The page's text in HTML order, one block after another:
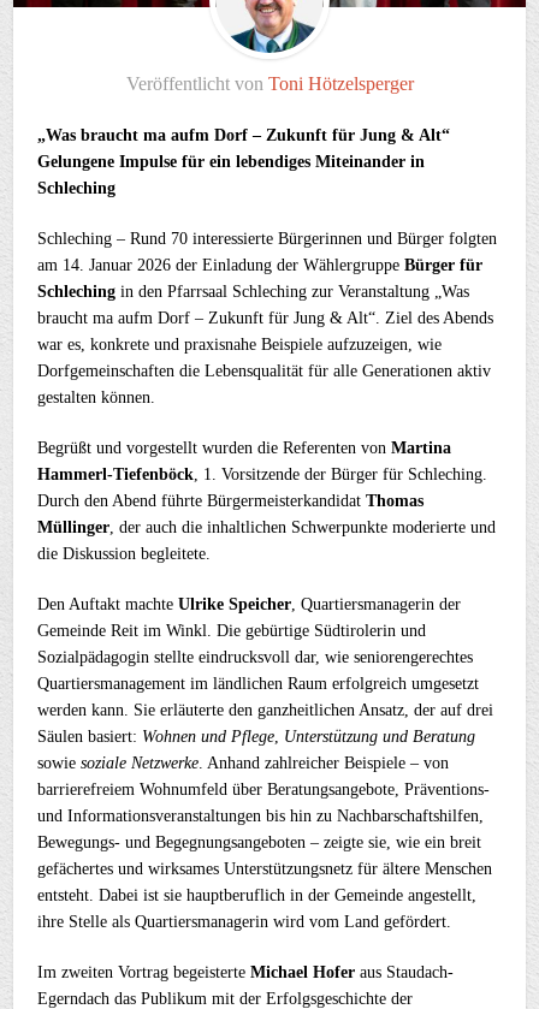
Veröffentlicht von Toni Hötzelsperger
„Was braucht ma aufm Dorf – Zukunft für Jung & Alt“​
Gelungene Impulse für ein lebendiges Miteinander in
Schleching
Schleching – Rund 70 interessierte Bürgerinnen und Bürger folgten
am 14. Januar 2026 der Einladung der WählergruppeBürger für
Schleching in den Pfarrsaal Schleching zur Veranstaltung „Was
braucht ma aufm Dorf – Zukunft für Jung & Alt“. Ziel des Abends
war es, konkrete und praxisnahe Beispiele aufzuzeigen, wie
Dorfgemeinschaften die Lebensqualität für alle Generationen aktiv
gestalten können.
Begrüßt und vorgestellt wurden die Referenten vonMartina
Hammerl-Tiefenböck , 1. Vorsitzende der Bürger für Schleching.
Durch den Abend führte BürgermeisterkandidatThomas
Müllinger , der auch die inhaltlichen Schwerpunkte moderierte und
die Diskussion begleitete.
Den Auftakt machteUlrike Speicher , Quartiersmanagerin der
Gemeinde Reit im Winkl. Die gebürtige Südtirolerin und
Sozialpädagogin stellte eindrucksvoll dar, wie seniorengerechtes
Quartiersmanagement im ländlichen Raum erfolgreich umgesetzt
werden kann. Sie erläuterte den ganzheitlichen Ansatz, der auf drei
Säulen basiert: Wohnen und Pflege Unterstützung und Beratung
sowiesoziale Netzwerke . Anhand zahlreicher Beispiele – von
barrierefreiem Wohnumfeld über Beratungsangebote, Präventions-
und Informationsveranstaltungen bis hin zu Nachbarschaftshilfen,
Bewegungs- und Begegnungsangeboten – zeigte sie, wie ein breit
gefächertes und wirksames Unterstützungsnetz für ältere Menschen
entsteht. Dabei ist sie hauptberuflich in der Gemeinde angestellt,
ihre Stelle als Quartiersmanagerin wird vom Land gefördert.
Im zweiten Vortrag begeisterteMichael Hofer aus Staudach-
Egerndach das Publikum mit der Erfolgsgeschichte der